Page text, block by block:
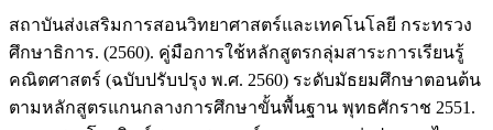
สถาบันส่งเสริมการสอนวิทยาศาสตร์และเทคโนโลยี กระทรวง
ศึกษาธิการ. (2560). คู่มือการใช้หลักสูตรกลุ่มสาระการเรียนรู้
คณิตศาสตร์ (ฉบับปรับปรุง พ.ศ. 2560) ระดับมัธยมศึกษาตอนต้น
ตามหลักสูตรแกนกลางการศึกษาขั้นพื้นฐาน พุทธศักราช 2551.